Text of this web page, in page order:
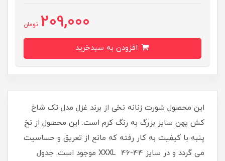
209,000 تومان
این محصول شورت زنانه نخی از برند غزل مدل تک شاخ
کش پهن سایز بزرگ به رنگ کرم است. این محصول از نخ
پنبه با کیفیت به کار رفته که مانع از تعریق و حساسیت
می گردد و در سایز 44-46 XXXL موجود است. جدول